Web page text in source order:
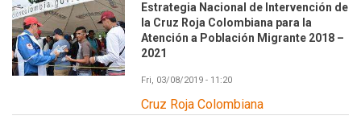
Estrategia Nacional de Intervención de
la Cruz Roja Colombiana para la
Atención a Población Migrante 2018 –
2021
Fri, 03/08/2019 - 11:20
Cruz Roja Colombiana